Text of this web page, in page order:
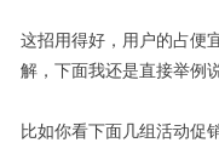
这招用得好，用户的占便
解，下面我还是直接举例
比如你看下面几组活动促